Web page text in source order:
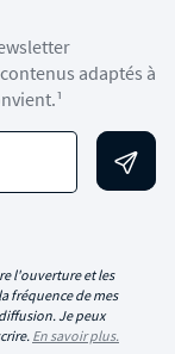
adaptés à
l'ouverture et les
fréquence de mes
Je peux
En savoir plus.